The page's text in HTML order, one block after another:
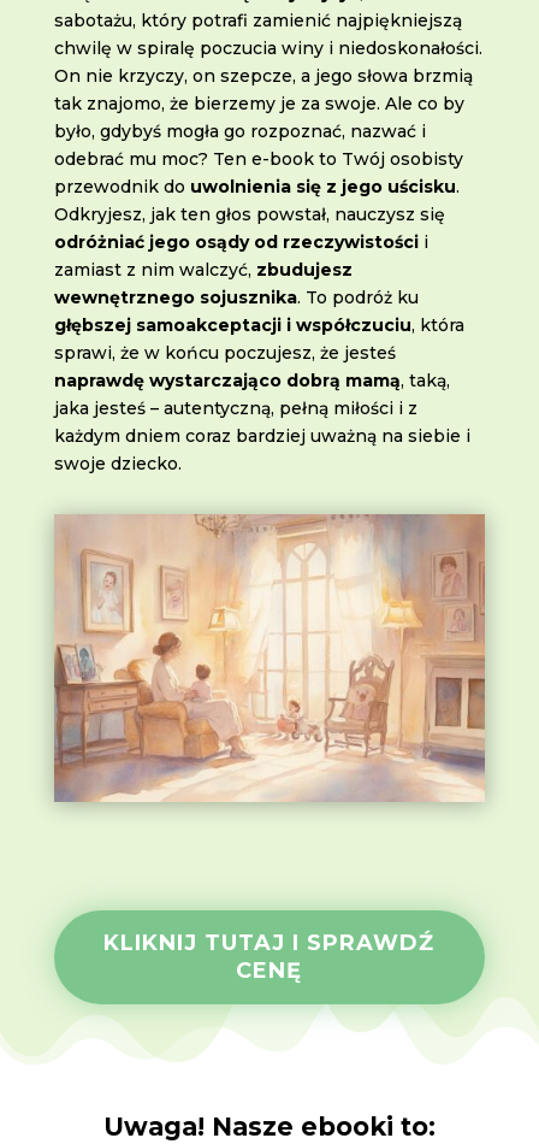
sabotażu, który potrafi zamienić najpiękniejszą
chwilę w spiralę poczucia winy i niedoskonałości.
On nie krzyczy, on szepcze, a jego słowa brzmią
tak znajomo, że bierzemy je za swoje. Ale co by
było, gdybyś mogła go rozpoznać, nazwać i
odebrać mu moc? Ten e-book to Twój osobisty
przewodnik do uwolnienia się z jego uścisku.
Odkryjesz, jak ten głos powstał, nauczysz się
odróżniać jego osądy od rzeczywistościi
zamiast z nim walczyć, zbudujesz
wewnętrznego sojusznika. To podróż ku
głębszej samoakceptacji i współczuciu, która
sprawi, że w końcu poczujesz, że jesteś
naprawdę wystarczająco dobrą mamą, taką,
jaka jesteś – autentyczną, pełną miłości i z
każdym dniem coraz bardziej uważną na siebie i
swoje dziecko.
KLIKNIJ TUTAJ I SPRAWDŹ
CENĘ
Uwaga! Nasze ebooki to: